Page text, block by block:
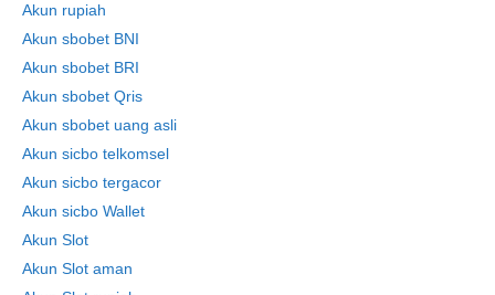
Akun rupiah
Akun sbobet BNI
Akun sbobet BRI
Akun sbobet Qris
Akun sbobet uang asli
Akun sicbo telkomsel
Akun sicbo tergacor
Akun sicbo Wallet
Akun Slot
Akun Slot aman